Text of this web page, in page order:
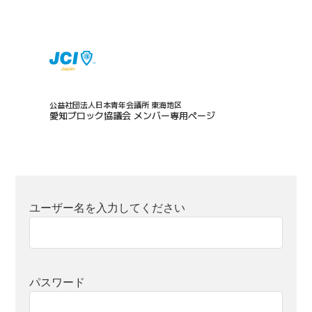
公益社団法人日本青年会議所 東海地区
愛知ブロック協議会 メンバー専用ページ
ユーザー名を入力してください
パスワード